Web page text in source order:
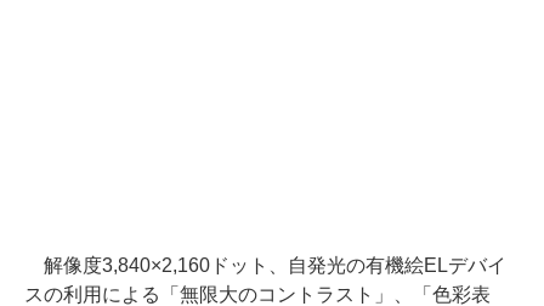
解像度3,840×2,160ドット、自発光の有機絵ELデバイ
スの利用による「無限大のコントラスト」、「色彩表